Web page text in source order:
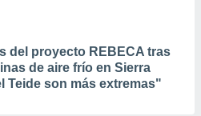
del proyecto REBECA tras
de aire frío en Sierra
Teide son más extremas"